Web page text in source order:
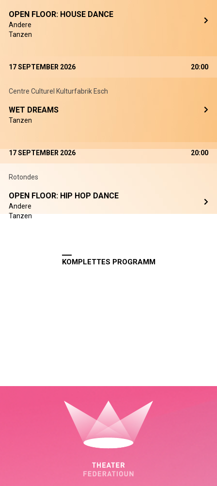
OPEN FLOOR: HOUSE DANCE
Andere
Tanzen
17 SEPTEMBER 2026 20:00
Centre Culturel Kulturfabrik Esch
WET DREAMS
Tanzen
17 SEPTEMBER 2026 20:00
Rotondes
OPEN FLOOR: HIP HOP DANCE
Andere
Tanzen
KOMPLETTES PROGRAMM